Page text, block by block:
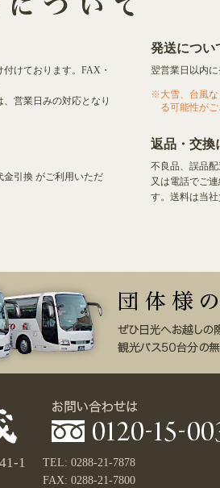
けております。FAX・
営業日みの対応となり
金引換 がご利用いただ
発送につい
翌営業日以内
大雪、台風
る可能性が
返品・交換
不良品、誤品
又は電話でご
す。送料は当
1
TEL: 0288-21-7878
FAX: 0288-21-7800